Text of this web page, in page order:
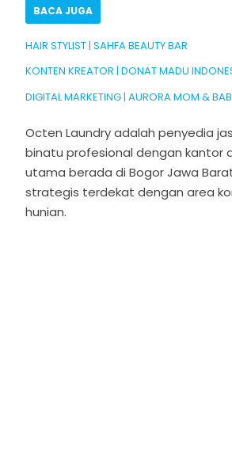
BACA JUGA
HAIR STYLIST | SAHFA BEAUTY BAR
KONTEN KREATOR | DONAT MADU
DIGITAL MARKETING | AURORA MOM &
Octen Laundryadalah penyedia
binatu profesional dengan kantor
utama berada di Bogor Jawa
strategis terdekat dengan area
hunian.